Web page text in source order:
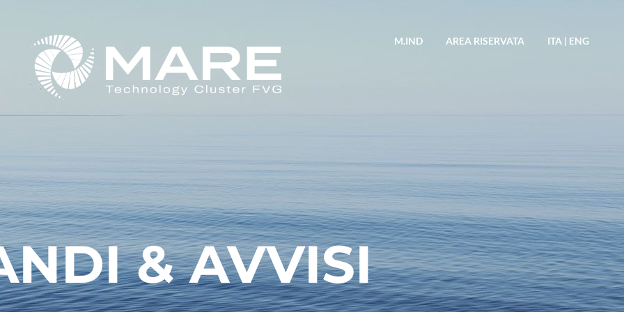
M.IND AREA RISERVATA ITA | ENG
& AVVISI